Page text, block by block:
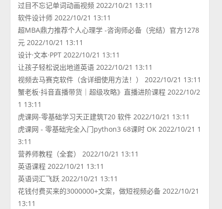
过目不忘记单词动画视频 2022/10/21 13:11
软件设计师 2022/10/21 13:11
超MBA鼎力推荐个人心理学 -咨询师必备（完结）官方1278
元 2022/10/21 13:11
设计·文本·PPT 2022/10/21 13:11
让孩子轻松说出地道英语 2022/10/21 13:11
视频去马赛克软件（含详细使用方法！） 2022/10/21 13:11
蟹老板·抖音直播带货｜超级攻略》直播进阶课程 2022/10/2
1 13:11
虎课网-零基础学习天正建筑T20 软件 2022/10/21 13:11
虎课网 - 零基础完全入门python3 68课时 OK 2022/10/21 1
3:11
营养师教程（全套） 2022/10/21 13:11
英语课程 2022/10/21 13:11
英语词汇飞跃 2022/10/21 13:11
花钱付费买来的3000000+文案，做短视频必备 2022/10/21
13:11